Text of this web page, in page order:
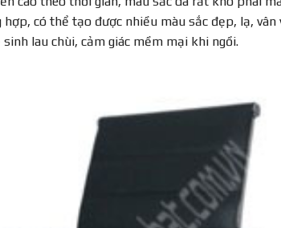
có thể tạo được nhiều màu sắc đẹp, lạ, vân
lau chùi, cảm giác mềm mại khi ngồi.